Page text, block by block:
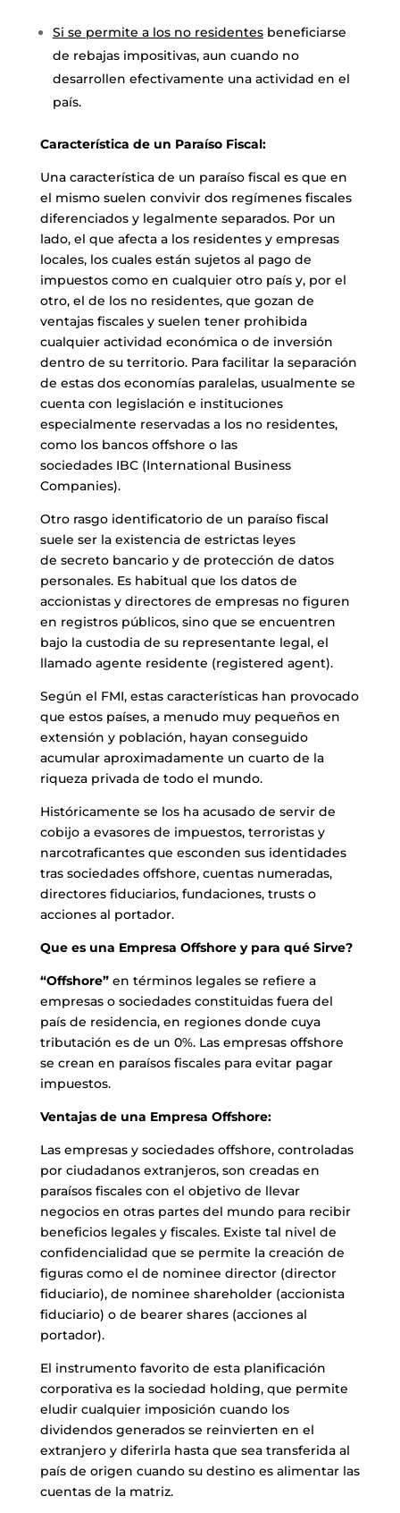
Si se permite a los no residentesbeneficiarse
de rebajas impositivas, aun cuando no
desarrollen efectivamente una actividad en el
país.
Característica de un Paraíso Fiscal:
Una característica de un paraíso fiscal es que en
el mismo suelen convivir dos regímenes fiscales
diferenciados y legalmente separados. Por un
lado, el que afecta a los residentes y empresas
locales, los cuales están sujetos al pago de
impuestos como en cualquier otro país y, por el
otro, el de los no residentes, que gozan de
ventajas fiscales y suelen tener prohibida
cualquier actividad económica o de inversión
dentro de su territorio. Para facilitar la separación
de estas dos economías paralelas, usualmente se
cuenta con legislación e instituciones
especialmente reservadas a los no residentes,
como los bancos offshore o las
sociedades IBC(International Business
Companies).
Otro rasgo identificatorio de un paraíso fiscal
suele ser la existencia de estrictas leyes
de secreto bancarioy de protección de datos
personales. Es habitual que los datos de
accionistas y directores de empresas no figuren
en registros públicos, sino que se encuentren
bajo la custodia de su representante legal, el
llamado agente residente (registered agent).
Según el FMI, estas características han provocado
que estos países, a menudo muy pequeños en
extensión y población, hayan conseguido
acumular aproximadamente un cuarto de la
riqueza privada de todo el mundo.
Históricamente se los ha acusado de servir de
cobijo a evasores de impuestos, terroristas y
narcotraficantes que esconden sus identidades
tras sociedades offshore, cuentas numeradas,
directores fiduciarios, fundaciones, trusts o
acciones al portador.
Que es una Empresa Offshore y para qué Sirve?
“Offshore” en términos legales se refiere a
empresas o sociedades constituidas fuera del
país de residencia, en regiones donde cuya
tributación es de un 0%. Las empresas offshore
se crean en paraísos fiscales para evitar pagar
impuestos.
Ventajas de una Empresa Offshore:
Las empresas y sociedades offshore, controladas
por ciudadanos extranjeros, son creadas en
paraísos fiscales con el objetivo de llevar
negocios en otras partes del mundo para recibir
beneficios legales y fiscales. Existe tal nivel de
confidencialidad que se permite la creación de
figuras como el de nominee director (director
fiduciario), de nominee shareholder (accionista
fiduciario) o de bearer shares (acciones al
portador).
El instrumento favorito de esta planificación
corporativa es la sociedad holding, que permite
eludir cualquier imposición cuando los
dividendos generados se reinvierten en el
extranjero y diferirla hasta que sea transferida al
país de origen cuando su destino es alimentar las
cuentas de la matriz.